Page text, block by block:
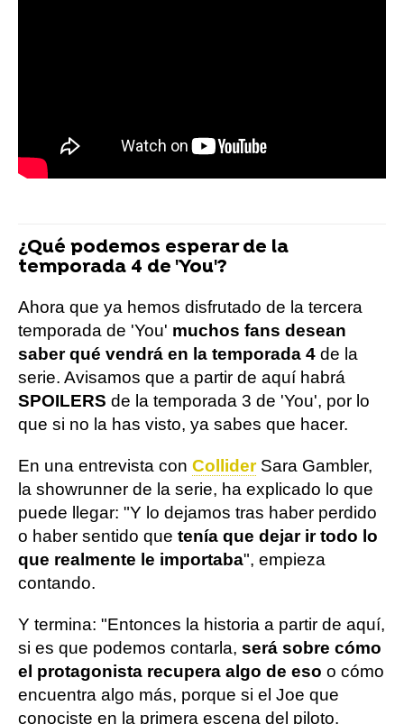
¿Qué podemos esperar de la
temporada 4 de 'You'?
Ahora que ya hemos disfrutado de la tercera
temporada de 'You' muchos fans desean
saber qué vendrá en la temporada 4 de la
serie. Avisamos que a partir de aquí habrá
SPOILERS de la temporada 3 de 'You', por lo
que si no la has visto, ya sabes que hacer.
En una entrevista con ColliderSara Gambler,
la showrunner de la serie, ha explicado lo que
puede llegar: "Y lo dejamos tras haber perdido
o haber sentido que tenía que dejar ir todo lo
que realmente le importaba", empieza
contando.
Y termina: "Entonces la historia a partir de aquí,
si es que podemos contarla, será sobre cómo
el protagonista recupera algo de eso o cómo
encuentra algo más, porque si el Joe que
conociste en la primera escena del piloto.